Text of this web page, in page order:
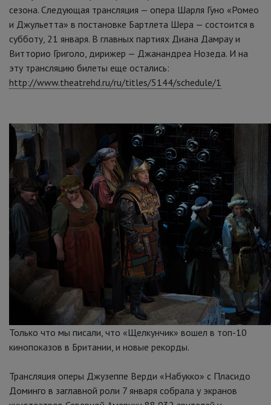
сезона. Следующая трансляция — опера Шарля Гуно «Ромео
и Джульетта» в постановке Бартлета Шера — состоится в
субботу, 21 января. В главных партиях Диана Дамрау и
Витторио Григоло, дирижер — Джанандреа Нозеда. И на
эту трансляцию билеты еще остались:
http://www.theatrehd.ru/ru/titles/5144/schedule/1
Только что мы писали, что «Щелкунчик» вошел в топ-10
кинопоказов в Британии, и новые рекорды.
Трансляция оперы Джузеппе Верди «Набукко» с Пласидо
Доминго в заглавной роли 7 января собрала у экранов